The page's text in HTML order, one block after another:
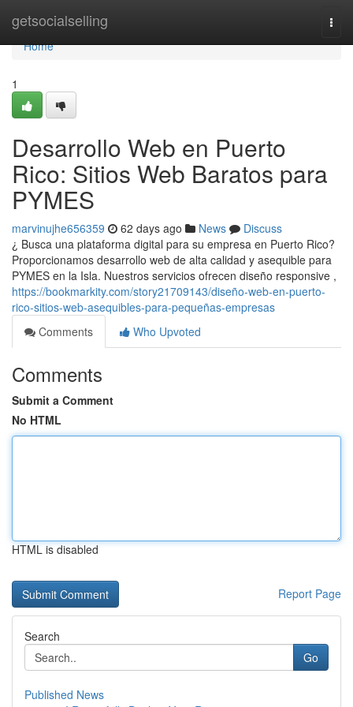
getsocialselling
Home
Home
1
Desarrollo Web en Puerto
Rico: Sitios Web Baratos para
PYMES
marvinujhe656359 62 days ago News
Discuss
¿ Busca una plataforma digital para su empresa en Puerto Rico?
Proporcionamos desarrollo web de alta calidad y asequible para
PYMES en la Isla. Nuestros servicios ofrecen diseño responsive ,
https://bookmarkity.com/story21709143/diseño-web-en-puerto-
rico-sitios-web-asequibles-para-pequeñas-empresas
Comments
Who Upvoted
Comments
Submit a Comment
No HTML
HTML is disabled
Report Page
Search
Go
Published News